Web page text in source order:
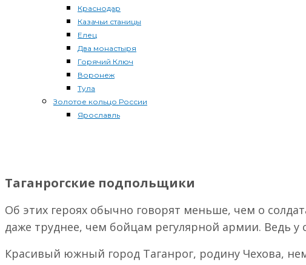
Краснодар
Казачьи станицы
Елец
Два монастыря
Горячий Ключ
Воронеж
Тула
Золотое кольцо России
Ярославль
Кострома
Ростов
Сергиев Посад
Суздаль
Маршруты в Абхазию
Таганрогские подпольщики
Об этих героях обычно говорят меньше, чем о
даже труднее, чем бойцам регулярной армии. Ведь
Красивый южный город Таганрог, родину Чехова,